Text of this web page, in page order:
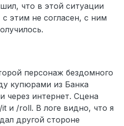
что в этой ситуации
этим не согласен, с ним
персонаж бездомного
купюрами из Банка
через интернет. Сцена
и /roll. В логе видно, что я
другой стороне